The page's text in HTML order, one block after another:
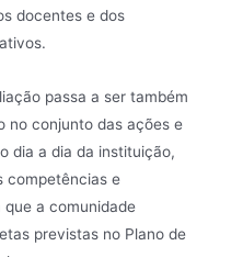
docentes e dos
passa a ser também
no conjunto das ações e
dia a dia da instituição,
competências e
que a comunidade
previstas no Plano de